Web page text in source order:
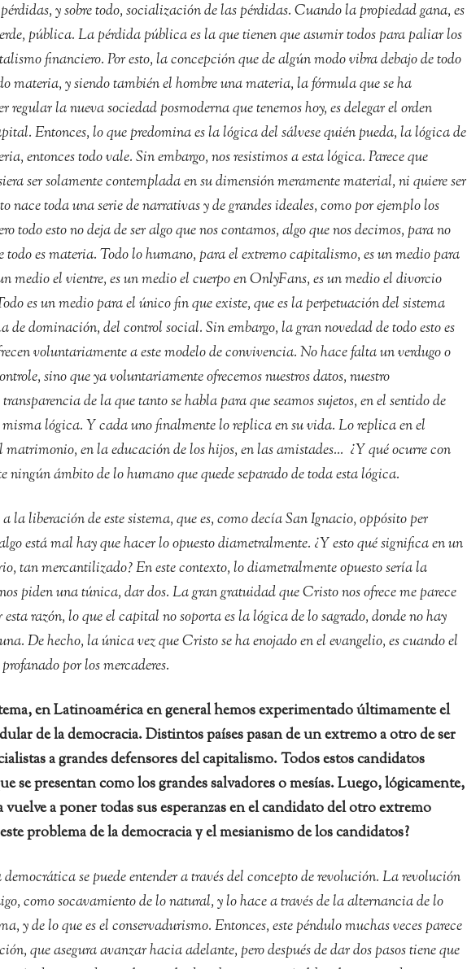
y sobre todo, socialización de las pérdidas. Cuando la propiedad gana, es
pública. La pérdida pública es la que tienen que asumir todos para paliar los
financiero. Por esto, la concepción que de algún modo vibra debajo de todo
materia, y siendo también el hombre una materia, la fórmula que se ha
regular la nueva sociedad posmoderna que tenemos hoy, es delegar el orden
Entonces, lo que predomina es la lógica del sálvese quién pueda, la lógica de
entonces todo vale. Sin embargo, nos resistimos a esta lógica. Parece que
ser solamente contemplada en su dimensión meramente material, ni quiere ser
nace toda una serie de narrativas y de grandes ideales, como por ejemplo los
todo esto no deja de ser algo que nos contamos, algo que nos decimos, para no
todo es materia. Todo lo humano, para el extremo capitalismo, es un medio para
medio el vientre, es un medio el cuerpo en OnlyFans, es un medio el divorcio
es un medio para el único fin que existe, que es la perpetuación del sistema
de dominación, del control social. Sin embargo, la gran novedad de todo esto es
voluntariamente a este modelo de convivencia. No hace falta un verdugo o
sino que ya voluntariamente ofrecemos nuestros datos, nuestro
de la que tanto se habla para que seamos sujetos, en el sentido de
misma lógica. Y cada uno finalmente lo replica en su vida. Lo replica en el
matrimonio, en la educación de los hijos, en las amistades… ¿Y qué ocurre con
ningún ámbito de lo humano que quede separado de toda esta lógica.
la liberación de este sistema, que es, como decía San Ignacio, oppósito per
está mal hay que hacer lo opuesto diametralmente. ¿Y esto qué significa en un
tan mercantilizado? En este contexto, lo diametralmente opuesto sería la
piden una túnica, dar dos. La gran gratuidad que Cristo nos ofrece me parece
razón, lo que el capital no soporta es la lógica de lo sagrado, donde no hay
De hecho, la única vez que Cristo se ha enojado en el evangelio, es cuando el
por los mercaderes.
en Latinoamérica en general hemos experimentado últimamente el
de la democracia. Distintos países pasan de un extremo a otro de ser
a grandes defensores del capitalismo. Todos estos candidatos
se presentan como los grandes salvadores o mesías. Luego, lógicamente,
vuelve a poner todas sus esperanzas en el candidato del otro extremo
problema de la democracia y el mesianismo de los candidatos?
se puede entender a través del concepto de revolución. La revolución
como socavamiento de lo natural, y lo hace a través de la alternancia de lo
y de lo que es el conservadurismo. Entonces, este péndulo muchas veces parece
que asegura avanzar hacia adelante, pero después de dar dos pasos tiene que